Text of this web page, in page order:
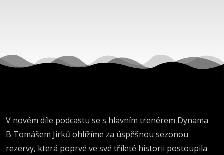
V novém díle podcastu se s hlavním trenérem Dynama
B Tomášem Jirků ohlížíme za úspěšnou sezonou
rezervy, která poprvé ve své tříleté historii postoupila